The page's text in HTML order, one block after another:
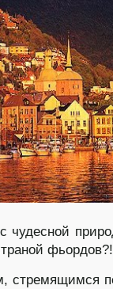
чудесной
фьордов?!
стремящимся